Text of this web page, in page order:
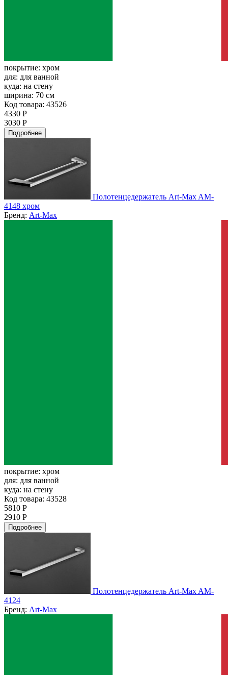
покрытие: хром
для: для ванной
куда: на стену
ширина: 70 см
Код товара: 43526
4330 Р
3030 Р
Подробнее
Полотенцедержатель Art-Max AM-
4148 хром
Бренд: Art-Max
покрытие: хром
для: для ванной
куда: на стену
Код товара: 43528
5810 Р
2910 Р
Подробнее
Полотенцедержатель Art-Max AM-
4124
Бренд: Art-Max